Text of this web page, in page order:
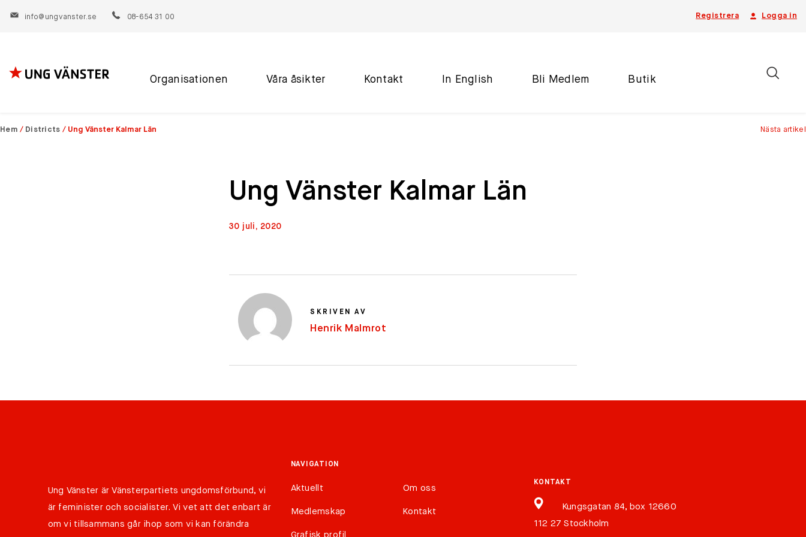
Registrera Logga in
info@ungvanster.se 08-654 31 00
Hoppa
Organisationen Våra åsikter Kontakt In English Bli Medlem Butik
Hem / Districts / Ung Vänster Kalmar Län Nästa artikel
Ung Vänster Kalmar Län
30 juli, 2020
SKRIVEN AV
Henrik Malmrot
Ung Vänster är Vänsterpartiets ungdomsförbund, vi
är feminister och socialister. Vi vet att det enbart är
om vi tillsammans går ihop som vi kan förändra
NAVIGATION
Aktuellt Om oss
Medlemskap Kontakt
Grafisk profil
KONTAKT
Kungsgatan 84, box 12660
112 27 Stockholm